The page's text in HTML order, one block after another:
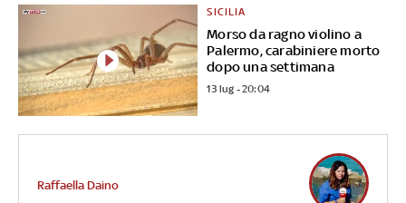
Morso da ragno violino a
Palermo, carabiniere morto
dopo una settimana
SICILIA
13 lug - 20:04
Raffaella Daino